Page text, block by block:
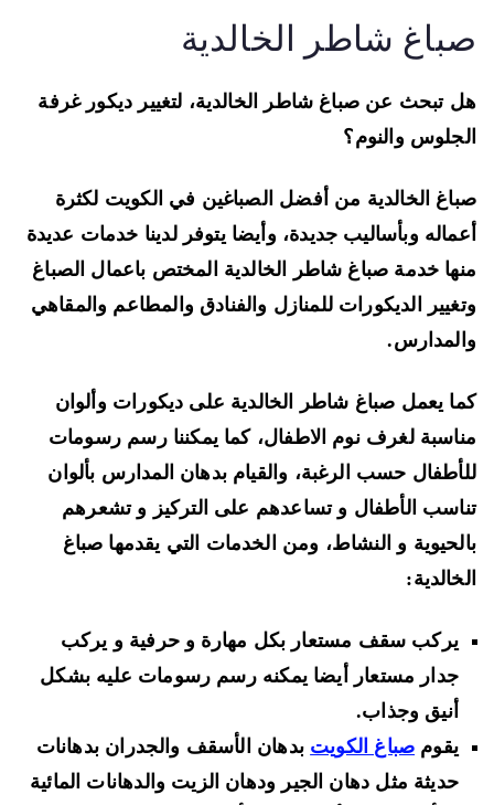
شاطر الخالدية
تبحث عن صباغ شاطر الخالدية، لتغيير ديكور غرفة
والنوم؟
الخالدية من أفضل الصباغين في الكويت لكثرة
وبأساليب جديدة، وأيضا يتوفر لدينا خدمات عديدة
خدمة صباغ شاطر الخالدية المختص باعمال الصباغ
الديكورات للمنازل والفنادق والمطاعم والمقاهي
يعمل صباغ شاطر الخالدية على ديكورات وألوان
لغرف نوم الاطفال، كما يمكننا رسم رسومات
حسب الرغبة، والقيام بدهان المدارس بألوان
الأطفال و تساعدهم على التركيز و تشعرهم
و النشاط، ومن الخدمات التي يقدمها صباغ
يركب سقف مستعار بكل مهارة و حرفية و يركب
جدار مستعار أيضا يمكنه رسم رسومات عليه بشكل
أنيق وجذاب.
يقومصباغ الكويتبدهان الأسقف والجدران بدهانات
حديثة مثل دهان الجير ودهان الزيت والدهانات المائية